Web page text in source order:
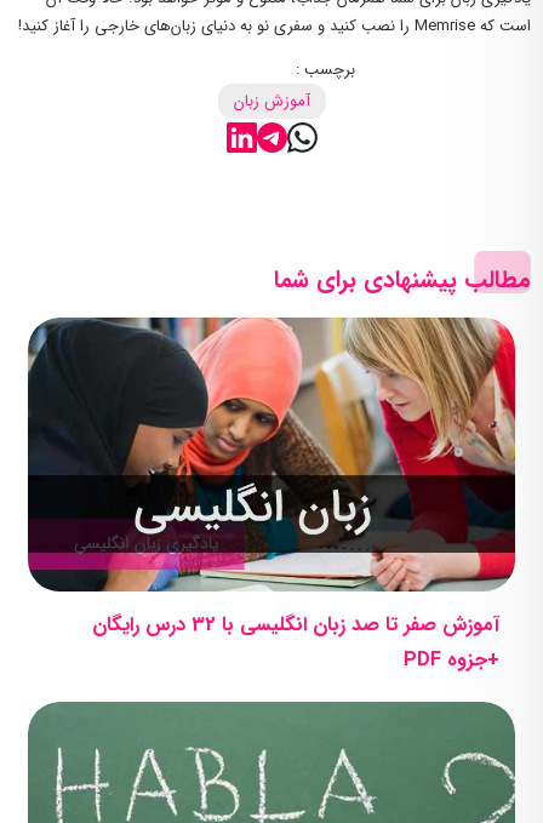
است که Memrise را نصب کنید و سفری نو به دنیای زبان‌های خارجی را آغاز کنید!
برچسب :
آموزش زبان
مطالب پیشنهادی برای شما
آموزش صفر تا صد زبان انگلیسی با 32 درس رایگان
+جزوه PDF